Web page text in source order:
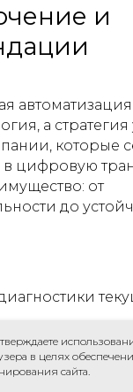
и
а
которые
в цифровую
от
до
в целях
сайта.